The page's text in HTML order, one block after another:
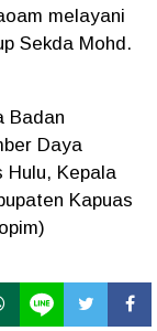
melayani
Sekda Mohd.
Badan
Daya
Hulu, Kepala
Kapuas